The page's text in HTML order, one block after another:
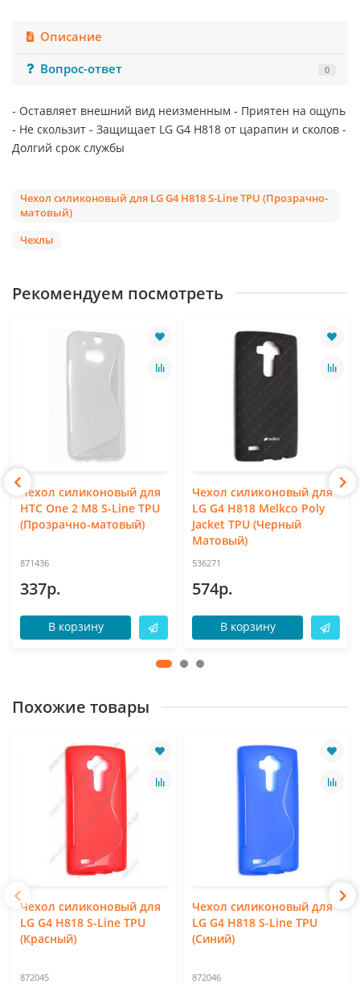
Описание
Вопрос-ответ
0
- Оставляет внешний вид неизменным - Приятен на ощупь
- Не скользит - Защищает LG G4 H818 от царапин и сколов -
Долгий срок службы
Чехол силиконовый для LG G4 H818 S-Line TPU (Прозрачно-
матовый)
Чехлы
Рекомендуем посмотреть
Чехол силиконовый для
HTC One 2 M8 S-Line TPU
(Прозрачно-матовый)
871436
337р.
В корзину
Чехол силиконовый для
LG G4 H818 Melkco Poly
Jacket TPU (Черный
Матовый)
536271
574р.
В корзину
Похожие товары
Чехол силиконовый для
LG G4 H818 S-Line TPU
(Красный)
872045
Чехол силиконовый для
LG G4 H818 S-Line TPU
(Синий)
872046